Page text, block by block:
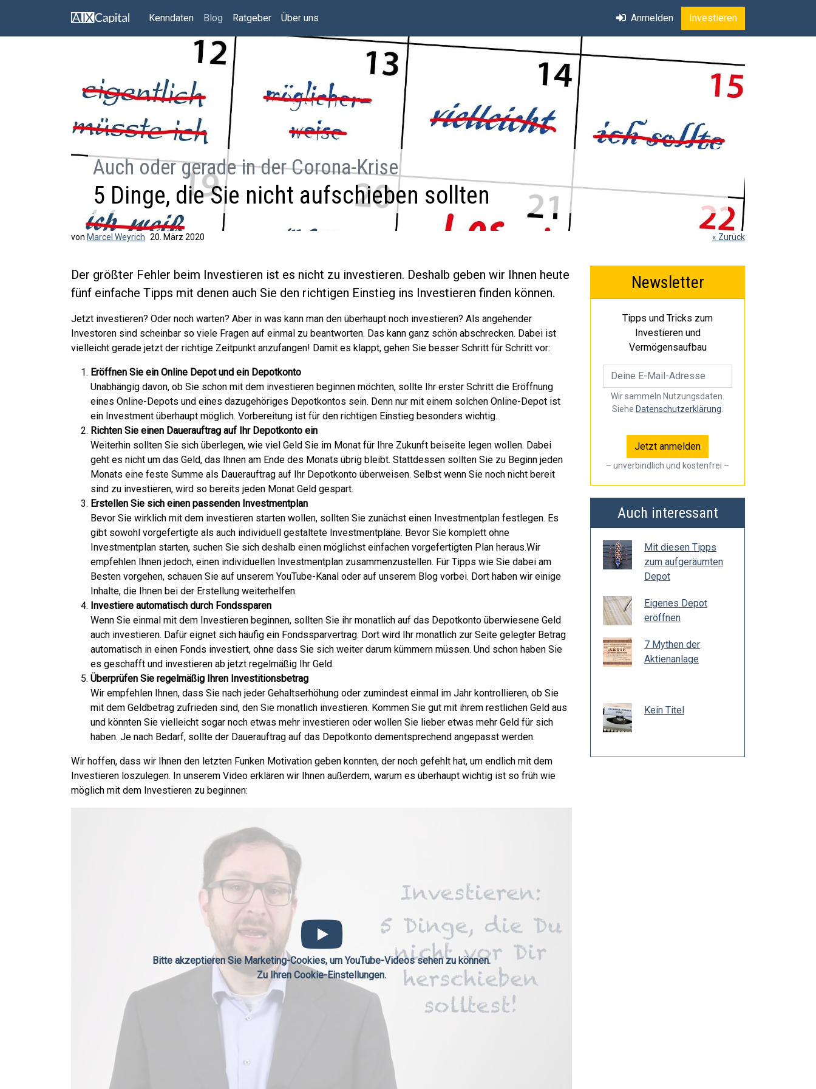
Kenndaten Blog Ratgeber Über uns Anmelden Investieren
Auch oder gerade in der Corona-Krise
5 Dinge, die Sie nicht aufschieben sollten
von Marcel Weyrich 20. März 2020 « Zurück
Der größter Fehler beim Investieren ist es nicht zu investieren. Deshalb geben wir Ihnen heute
fünf einfache Tipps mit denen auch Sie den richtigen Einstieg ins Investieren finden können.
Jetzt investieren? Oder noch warten? Aber in was kann man den überhaupt noch investieren? Als angehender
Investoren sind scheinbar so viele Fragen auf einmal zu beantworten. Das kann ganz schön abschrecken. Dabei ist
vielleicht gerade jetzt der richtige Zeitpunkt anzufangen! Damit es klappt, gehen Sie besser Schritt für Schritt vor:
Eröffnen Sie ein Online Depot und ein Depotkonto
Unabhängig davon, ob Sie schon mit dem investieren beginnen möchten, sollte Ihr erster Schritt die Eröffnung
eines Online-Depots und eines dazugehöriges Depotkontos sein. Denn nur mit einem solchen Online-Depot ist
ein Investment überhaupt möglich. Vorbereitung ist für den richtigen Einstieg besonders wichtig.
Richten Sie einen Dauerauftrag auf Ihr Depotkonto ein
Weiterhin sollten Sie sich überlegen, wie viel Geld Sie im Monat für Ihre Zukunft beiseite legen wollen. Dabei
geht es nicht um das Geld, das Ihnen am Ende des Monats übrig bleibt. Stattdessen sollten Sie zu Beginn jeden
Monats eine feste Summe als Dauerauftrag auf Ihr Depotkonto überweisen. Selbst wenn Sie noch nicht bereit
sind zu investieren, wird so bereits jeden Monat Geld gespart.
Erstellen Sie sich einen passenden Investmentplan
Bevor Sie wirklich mit dem investieren starten wollen, sollten Sie zunächst einen Investmentplan festlegen. Es
gibt sowohl vorgefertigte als auch individuell gestaltete Investmentpläne. Bevor Sie komplett ohne
Investmentplan starten, suchen Sie sich deshalb einen möglichst einfachen vorgefertigten Plan heraus.Wir
empfehlen Ihnen jedoch, einen individuellen Investmentplan zusammenzustellen. Für Tipps wie Sie dabei am
Besten vorgehen, schauen Sie auf unserem YouTube-Kanal oder auf unserem Blog vorbei. Dort haben wir einige
Inhalte, die Ihnen bei der Erstellung weiterhelfen.
Investiere automatisch durch Fondssparen
Wenn Sie einmal mit dem Investieren beginnen, sollten Sie ihr monatlich auf das Depotkonto überwiesene Geld
auch investieren. Dafür eignet sich häufig ein Fondssparvertrag. Dort wird Ihr monatlich zur Seite gelegter Betrag
automatisch in einen Fonds investiert, ohne dass Sie sich weiter darum kümmern müssen. Und schon haben Sie
es geschafft und investieren ab jetzt regelmäßig Ihr Geld.
Überprüfen Sie regelmäßig Ihren Investitionsbetrag
Wir empfehlen Ihnen, dass Sie nach jeder Gehaltserhöhung oder zumindest einmal im Jahr kontrollieren, ob Sie
mit dem Geldbetrag zufrieden sind, den Sie monatlich investieren. Kommen Sie gut mit ihrem restlichen Geld aus
und könnten Sie vielleicht sogar noch etwas mehr investieren oder wollen Sie lieber etwas mehr Geld für sich
haben. Je nach Bedarf, sollte der Dauerauftrag auf das Depotkonto dementsprechend angepasst werden.
Wir hoffen, dass wir Ihnen den letzten Funken Motivation geben konnten, der noch gefehlt hat, um endlich mit dem
Investieren loszulegen. In unserem Video erklären wir Ihnen außerdem, warum es überhaupt wichtig ist so früh wie
möglich mit dem Investieren zu beginnen:
Bitte akzeptieren Sie Marketing-Cookies, um YouTube-Videos sehen zu können.
Zu Ihren Cookie-Einstellungen.
Newsletter
Tipps und Tricks zum
Investieren und
Vermögensaufbau
Wir sammeln Nutzungsdaten.
Siehe Datenschutzerklärung
– unverbindlich und kostenfrei –
Auch interessant
Mit diesen Tipps
zum aufgeräumten
Depot
Eigenes Depot
eröffnen
7 Mythen der
Aktienanlage
Kein Titel